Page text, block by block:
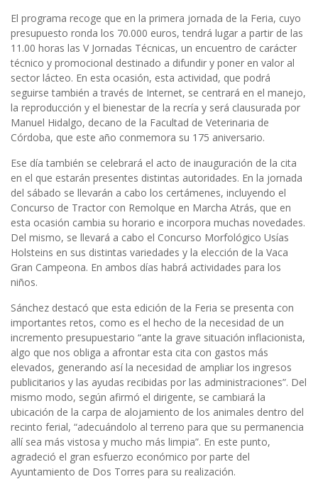
El programa recoge que en la primera jornada de la Feria, cuyo
presupuesto ronda los 70.000 euros, tendrá lugar a partir de las
11.00 horas las V Jornadas Técnicas, un encuentro de carácter
técnico y promocional destinado a difundir y poner en valor al
sector lácteo. En esta ocasión, esta actividad, que podrá
seguirse también a través de Internet, se centrará en el manejo,
la reproducción y el bienestar de la recría y será clausurada por
Manuel Hidalgo, decano de la Facultad de Veterinaria de
Córdoba, que este año conmemora su 175 aniversario.
Ese día también se celebrará el acto de inauguración de la cita
en el que estarán presentes distintas autoridades. En la jornada
del sábado se llevarán a cabo los certámenes, incluyendo el
Concurso de Tractor con Remolque en Marcha Atrás, que en
esta ocasión cambia su horario e incorpora muchas novedades.
Del mismo, se llevará a cabo el Concurso Morfológico Usías
Holsteins en sus distintas variedades y la elección de la Vaca
Gran Campeona. En ambos días habrá actividades para los
niños.
Sánchez destacó que esta edición de la Feria se presenta con
importantes retos, como es el hecho de la necesidad de un
incremento presupuestario “ante la grave situación inflacionista,
algo que nos obliga a afrontar esta cita con gastos más
elevados, generando así la necesidad de ampliar los ingresos
publicitarios y las ayudas recibidas por las administraciones”. Del
mismo modo, según afirmó el dirigente, se cambiará la
ubicación de la carpa de alojamiento de los animales dentro del
recinto ferial, “adecuándolo al terreno para que su permanencia
allí sea más vistosa y mucho más limpia”. En este punto,
agradeció el gran esfuerzo económico por parte del
Ayuntamiento de Dos Torres para su realización.